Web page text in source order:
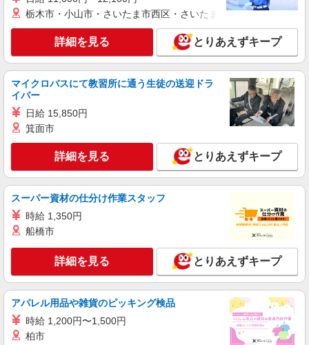
間） ※固定残業時間を超過する場合には超過勤務
手当として別途支給 ・夜勤手当：10,000円/1回
（上記給与とは別に支給） 下記資格をお持ちの方
歓迎 ・認知症介護基礎研修 ・初任者研修 ・実務
者研修 ・介護福祉士 など
キープ 詳細を見る
株式会社kotrio /●SW-S-2098588
拝島駅◆病院の補助STAFF◆患者さん支援/消
毒など≪経験不問≫
【正社員】月給240,000〜400,000円 ・基本
給：200,000円〜220,000円 ・資格手当：10,000〜
30,000円 ・役職手当：10,000〜70,000円 ・処遇改
により変動） ・固定残業手当：20,000円（10時
間） ※固定残業時間を超過する場合には超過勤務
手当として別途支給 ・夜勤手当：10,000円/1回
（上記給与とは別に支給） 下記資格をお持ちの方
歓迎 ・認知症介護基礎研修 ・初任者研修 ・実務
キープ 詳細を見る
職業紹介
株式会社kotrio /●SW-S-2078472
拝島駅☆子育て世代活躍！綺麗な病院で補助業
時給1550円〜2312円 ＜交通費全支給(ガソリ
ン代含む)＞
昭島市
キープ 詳細を見る
職業紹介
栃木市・小山市・さいたま市西区・さいたま市岩槻区・久喜市・
詳細を見る とりあえずキープ
マイクロバスにて教習所に通う生徒の送迎ドラ
イバー
日給 15,850円
箕面市
詳細を見る とりあえずキープ
スーパー資材の仕分け作業スタッフ
時給 1,350円
船橋市
詳細を見る とりあえずキープ
アパレル用品や雑貨のピッキング検品
時給 1,200円〜1,500円
柏市